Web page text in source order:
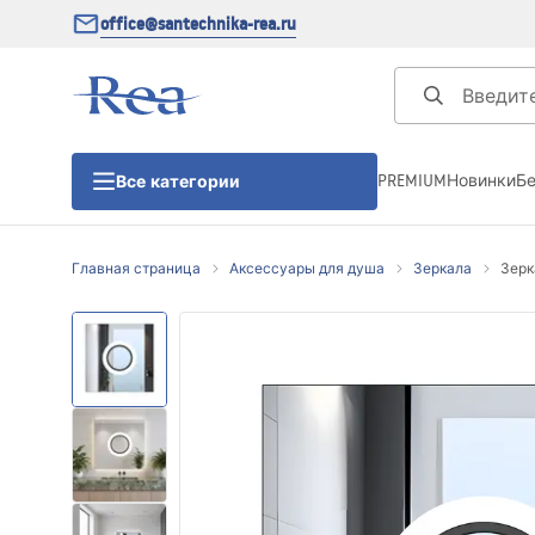
office@santechnika-rea.ru
Все категории
Душевые поддоны
Линейные трапы для душа
PREMIUMНовинки
Главная страница Аксессуары для душа Зеркала